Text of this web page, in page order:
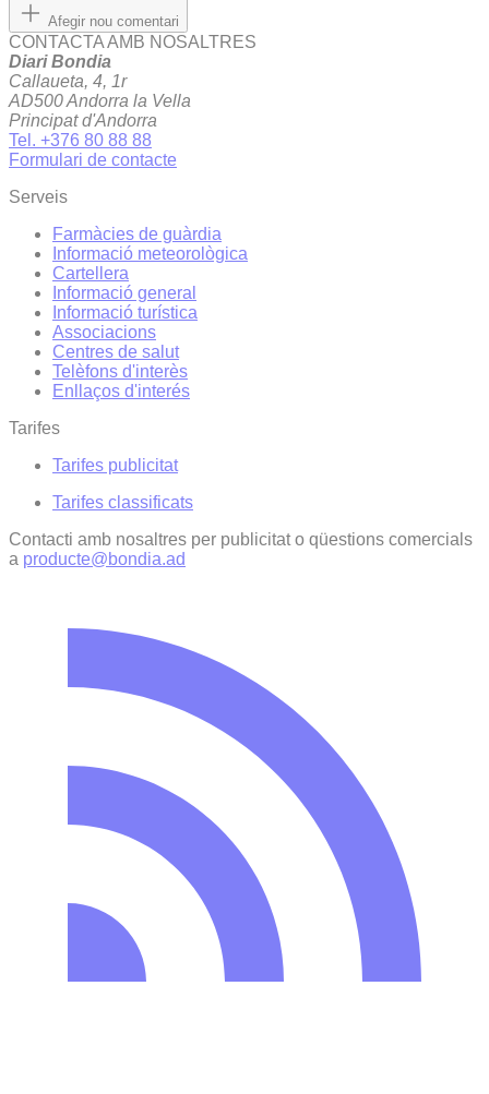
Afegir nou comentari
CONTACTA AMB NOSALTRES
Diari Bondia
Callaueta, 4, 1r
AD500 Andorra la Vella
Principat d'Andorra
Tel. +376 80 88 88
Formulari de contacte
Serveis
Farmàcies de guàrdia
Informació meteorològica
Cartellera
Informació general
Informació turística
Associacions
Centres de salut
Telèfons d'interès
Enllaços d'interés
Tarifes
Tarifes publicitat
Tarifes classificats
Contacti amb nosaltres per publicitat o qüestions comercials
a producte@bondia.ad